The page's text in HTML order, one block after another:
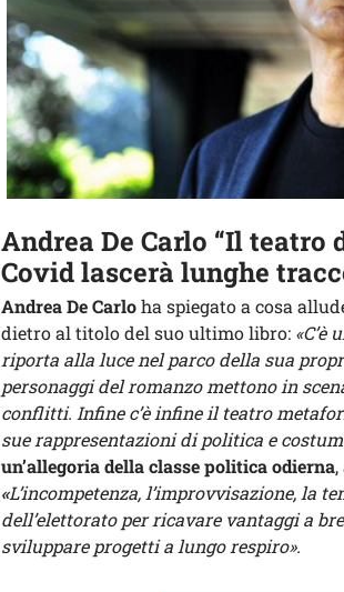
Andrea De Carlo “Il teatro
Covid lascerà lunghe
Andrea De Carloha spiegato a cosa
dietro al titolo del suo ultimo libro:
riporta alla luce nel parco della sua
personaggi del romanzo mettono in
conflitti. Infine c’è infine il teatro
sue rappresentazioni di politica e
un’allegoria della classe politica odierna
«L’incompetenza, l’improvvisazione, la
dell’elettorato per ricavare vantaggi a
sviluppare progetti a lungo respiro».